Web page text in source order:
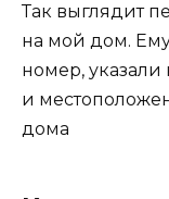
Так выглядит
на мой дом.
номер, указали
и
дома